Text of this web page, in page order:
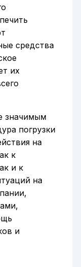
средства
их
значимым
погрузки
на
к
и к
на
и